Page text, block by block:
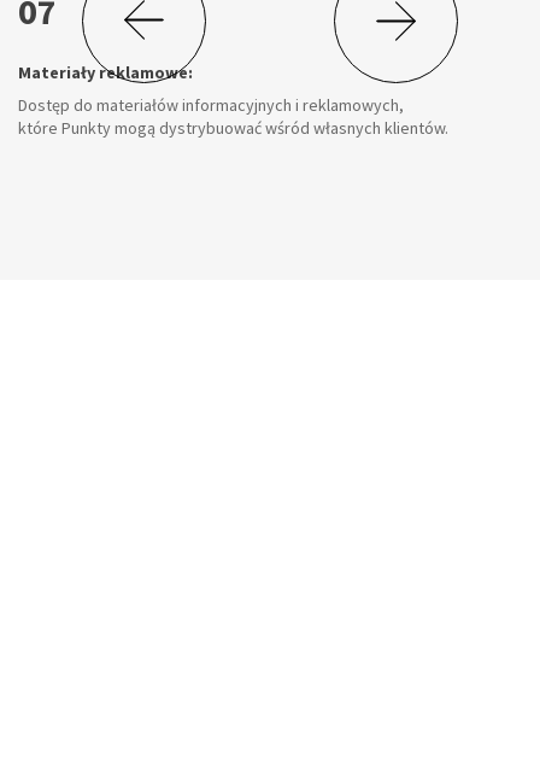
i reklamowych,
wśród własnych klientów.
Punkt zachowuje pełną
prawnym i fiskalnym. W każdej
grupy, bez żadnych konsekwencji i